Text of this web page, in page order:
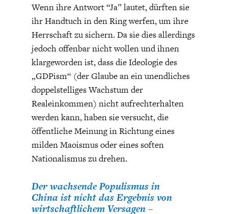
DEUTSCHLAND UND DIE
DIGITALISIERUNG
MAKROTHEK
Wenn ihre Antwort “Ja” lautet, dürften sie
ihr Handtuch in den Ring werfen, um ihre
Herrschaft zu sichern. Da sie dies allerdings
jedoch offenbar nicht wollen und ihnen
klargeworden ist, dass die Ideologie des
„GDPism“ (der Glaube an ein unendliches
doppelstelliges Wachstum der
Realeinkommen) nicht aufrechterhalten
werden kann, haben sie versucht, die
öffentliche Meinung in Richtung eines
milden Maoismus oder eines soften
Nationalismus zu drehen.
Der wachsende Populismus in
China ist nicht das Ergebnis von
wirtschaftlichem Versagen –